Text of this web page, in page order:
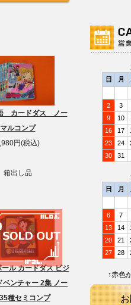
カードダス ノー
マルコンプ
円(税込)
箱出し品
ール カードダス ビジ
ベンチャー 2集 ノー
種セミコンプ
日
月
2
3
9
10
16
17
23
24
30
31
日
月
6
7
13
14
20
21
27
28
↑赤色